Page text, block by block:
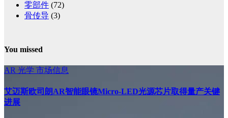
零部件 (72)
骨传导 (3)
You missed
AR 光学 市场信息
艾迈斯欧司朗AR智能眼镜Micro-LED光源芯片取得量产关键
进展